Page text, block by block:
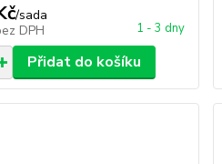
/sada
DPH 1 - 3 dny
Přidat do košíku